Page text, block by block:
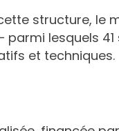
structure, le
lesquels 41
et techniques.